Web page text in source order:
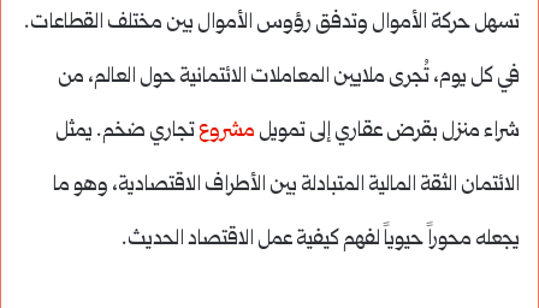
تسهل حركة الأموال وتدفق رؤوس الأموال بين مختلف القطاعات.
في كل يوم، تُجرى ملايين المعاملات الائتمانية حول العالم، من
شراء منزل بقرض عقاري إلى تمويل مشروعتجاري ضخم. يمثل
الائتمان الثقة المالية المتبادلة بين الأطراف الاقتصادية، وهو ما
يجعله محوراً حيوياً لفهم كيفية عمل الاقتصاد الحديث.